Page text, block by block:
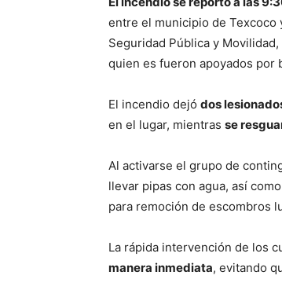
entre el municipio de Texcoco
Seguridad Pública y
quien es fueron apoyados por
El incendio dejó dos
en el lugar, mientras se
Al activarse el grupo de
llevar pipas con agua, así
para remoción de escombros
La rápida intervención de los
manera inmediata, evitando